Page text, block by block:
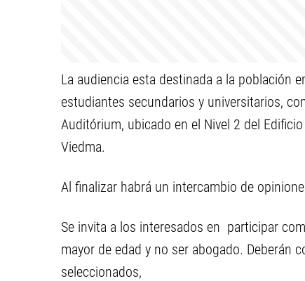
La audiencia esta destinada a la población
estudiantes secundarios y universitarios,
Auditórium, ubicado en el Nivel 2 del
Viedma.
Al finalizar habrá un intercambio de
Se invita a los interesados en participar
mayor de edad y no ser abogado. Deberán
seleccionados,